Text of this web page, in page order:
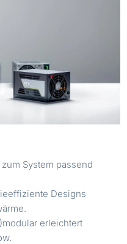
System passend
Designs
erleichtert